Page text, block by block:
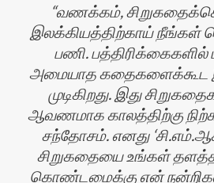
வணக்கம்,
இலக்கியத்திற்காய் நீங்கள்
பணி. பத்திரிக்கைகளில்
அமையாத கதைகளைக்கூட
முடிகிறது. இது
ஆவணமாக காலத்திற்கு
சந்தோசம். எனது
சிறுகதையை உங்கள்
கொண்டமைக்கு என்